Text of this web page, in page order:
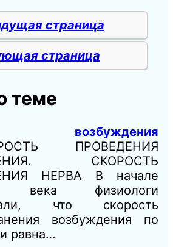
страница
страница
теме
возбуждения
ПРОВЕДЕНИЯ
СКОРОСТЬ
НЕРВА В начале
века физиологи
что скорость
возбуждения по
равна…